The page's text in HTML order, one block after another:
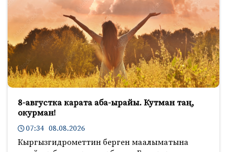
8-августка карата аба-ырайы. Кутман таң,
окурман!
07:34 08.08.2026
Кыргызгидрометтин берген маалыматына